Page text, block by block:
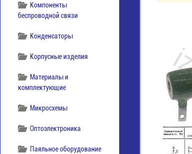
Компоненты
беспроводной связи
Конденсаторы
Корпусные изделия
Материалы и
комплектующие
Микросхемы
Оптоэлектроника
Паяльное оборудование